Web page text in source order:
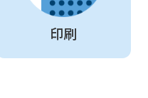
印刷